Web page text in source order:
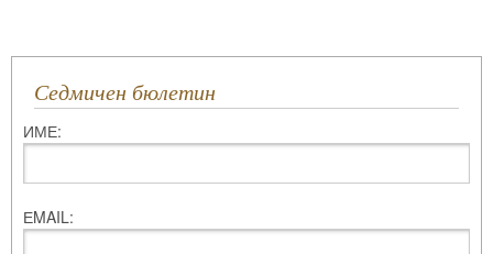
Седмичен бюлетин
ИМЕ:
ЕMAIL: